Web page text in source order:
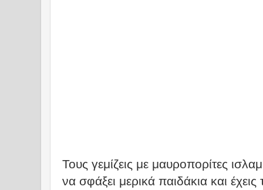
Τους γεμίζεις με μαυροπορίτες
να σφάξει μερικά παιδάκια και